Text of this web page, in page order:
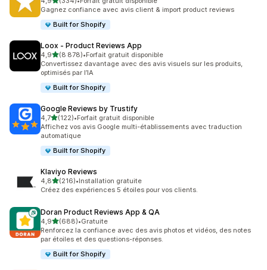
334 avis au total
Gagnez confiance avec avis client & import product reviews
Built for Shopify
Loox ‑ Product Reviews App
4,9étoile(s) sur 5
(8 878)
8878 avis au total
•Forfait gratuit disponible
Convertissez davantage avec des avis visuels sur les produits,
optimisés par l’IA
Built for Shopify
Google Reviews by Trustify
4,7étoile(s) sur 5
(122)
122 avis au total
•Forfait gratuit disponible
Affichez vos avis Google multi-établissements avec traduction
automatique
Built for Shopify
Klaviyo Reviews
4,8étoile(s) sur 5
(216)
216 avis au total
•Installation gratuite
Créez des expériences 5 étoiles pour vos clients.
Doran Product Reviews App & QA
4,9étoile(s) sur 5
(688)
688 avis au total
•Gratuite
Renforcez la confiance avec des avis photos et vidéos, des notes
par étoiles et des questions-réponses.
Built for Shopify